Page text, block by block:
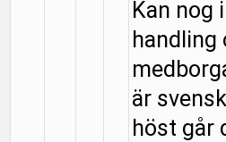
Kan nog
är
höst går